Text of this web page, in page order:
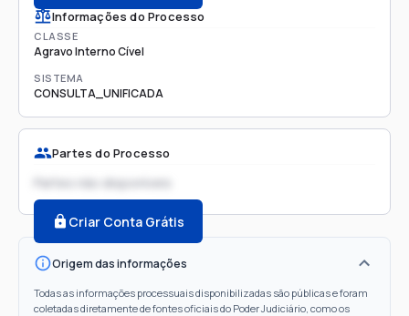
Informações do Processo
CLASSE
Agravo Interno Cível
SISTEMA
CONSULTA_UNIFICADA
Partes do Processo
Partes não disponíveis
Criar Conta Grátis
Origem das informações
Todas as informações processuais disponibilizadas são públicas e foram
coletadas diretamente de fontes oficiais do Poder Judiciário, como os